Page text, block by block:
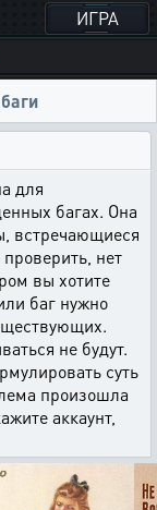
ИГРА
для
багах. Она
встречающиеся
нет
вы хотите
баг нужно
не будут.
суть
произошла
аккаунт,